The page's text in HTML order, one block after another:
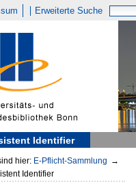
Erweiterte Suche
Identifier
hier: E-Pflicht-Sammlung →
Identifier